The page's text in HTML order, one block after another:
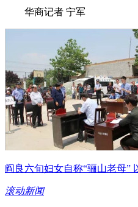
华商记者 宁军
阎良六旬妇女自称“骊山老母”
滚动新闻